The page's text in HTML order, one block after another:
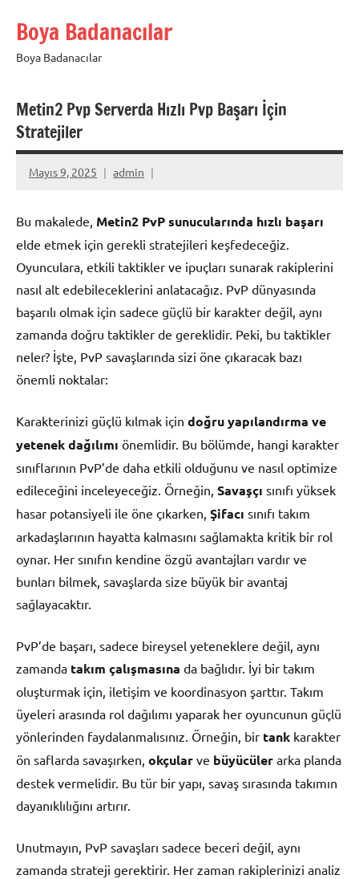
Boya Badanacılar
Boya Badanacılar
Metin2 Pvp Serverda Hızlı Pvp Başarı İçin
Stratejiler
Mayıs 9, 2025 admin
Bu makalede, Metin2 PvP sunucularında hızlı başarı
elde etmek için gerekli stratejileri keşfedeceğiz.
Oyunculara, etkili taktikler ve ipuçları sunarak rakiplerini
nasıl alt edebileceklerini anlatacağız. PvP dünyasında
başarılı olmak için sadece güçlü bir karakter değil, aynı
zamanda doğru taktikler de gereklidir. Peki, bu taktikler
neler? İşte, PvP savaşlarında sizi öne çıkaracak bazı
önemli noktalar:
Karakterinizi güçlü kılmak için doğru yapılandırma ve
yetenek dağılımı önemlidir. Bu bölümde, hangi karakter
sınıflarının PvP’de daha etkili olduğunu ve nasıl optimize
edileceğini inceleyeceğiz. Örneğin, Savaşçı sınıfı yüksek
hasar potansiyeli ile öne çıkarken, Şifacı sınıfı takım
arkadaşlarının hayatta kalmasını sağlamakta kritik bir rol
oynar. Her sınıfın kendine özgü avantajları vardır ve
bunları bilmek, savaşlarda size büyük bir avantaj
sağlayacaktır.
PvP’de başarı, sadece bireysel yeteneklere değil, aynı
zamanda takım çalışmasına da bağlıdır. İyi bir takım
oluşturmak için, iletişim ve koordinasyon şarttır. Takım
üyeleri arasında rol dağılımı yaparak her oyuncunun güçlü
yönlerinden faydalanmalısınız. Örneğin, bir tank karakter
ön saflarda savaşırken, okçular ve büyücüler arka planda
destek vermelidir. Bu tür bir yapı, savaş sırasında takımın
dayanıklılığını artırır.
Unutmayın, PvP savaşları sadece beceri değil, aynı
zamanda strateji gerektirir. Her zaman rakiplerinizi analiz